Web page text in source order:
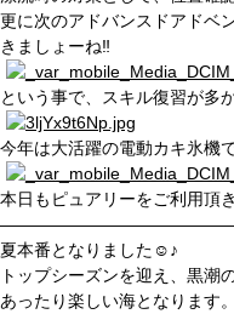
更に次のアドバンスドアドベ
きましょーね‼️
という事で、スキル復習が多
今年は大活躍の電動カキ氷機
本日もピュアリーをご利用頂
夏本番となりました☺︎♪
トップシーズンを迎え、黒潮
あったり楽しい海となります。